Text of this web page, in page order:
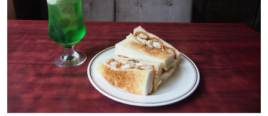
浅草の定番スポットを中心に巡る散歩コースをご紹介。